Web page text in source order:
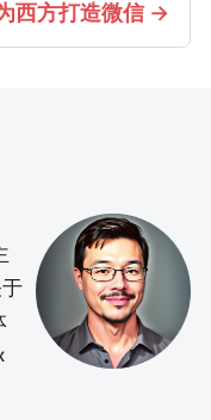
西方打造微信